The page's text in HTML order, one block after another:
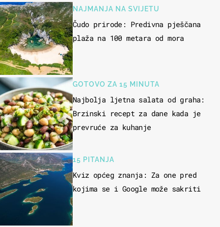
NAJMANJA NA SVIJETU
Čudo prirode: Predivna pješčana
plaža na 100 metara od mora
GOTOVO ZA 15 MINUTA
Najbolja ljetna salata od graha:
Brzinski recept za dane kada je
prevruće za kuhanje
15 PITANJA
Kviz općeg znanja: Za one pred
kojima se i Google može sakriti